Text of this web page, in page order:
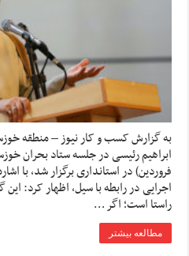
به گزارش کسب و کار نیوز – منطقه
فروردین) در استانداری برگزار شد، با
اجرایی در رابطه با سیل، اظهار کرد:
راستا است؛ اگر …
مطالعه بیشتر